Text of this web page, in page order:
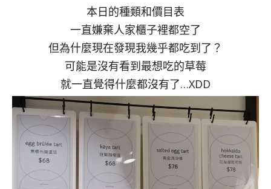
本日的種類和價目表
一直嫌棄人家櫃子裡都空了
但為什麼現在發現我幾乎都吃到了？
可能是沒有看到最想吃的草莓
就一直覺得什麼都沒有了…XDD